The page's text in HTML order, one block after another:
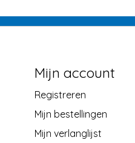
Mijn account
Registreren
Mijn bestellingen
Mijn verlanglijst